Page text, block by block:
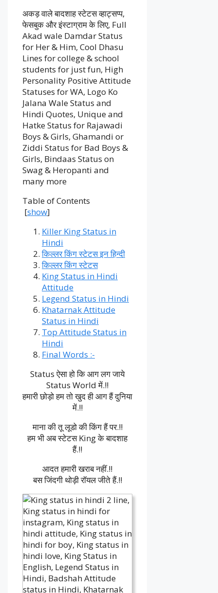
अकड़ वाले बादशाह स्टेटस व्हाट्सप्प,
फेसबुक और इंस्टाग्राम के लिए, Full
Akad wale Damdar Status
for Her & Him, Cool Dhasu
Lines for college & school
students for just fun, High
Personality Positive Attitude
Statuses for WA, Logo Ko
Jalana Wale Status and
Hindi Quotes, Unique and
Hatke Status for Rajawadi
Boys & Girls, Ghamandi or
Ziddi Status for Bad Boys &
Girls, Bindaas Status on
Swag & Heropanti and
many more
Table of Contents
[show]
Killer King Status in
Hindi
किल्लर किंग स्टेटस इन हिन्दी
किल्लर किंग स्टेटस
King Status in Hindi
Attitude
Legend Status in Hindi
Khatarnak Attitude
Status in Hindi
Top Attitude Status in
Hindi
Final Words :-
Status ऐसा हो कि आग लग जाये
Status World में.!!
हमारी छोड़ो हम तो खुद ही आग हैं दुनिया
में.!!
माना की तू लूडो की किंग हैं पर.!!
हम भी अब स्टेटस King के बादशाह
हैं.!!
आदत हमारी खराब नहीं.!!
बस जिंदगी थोड़ी रॉयल जीते हैं.!!